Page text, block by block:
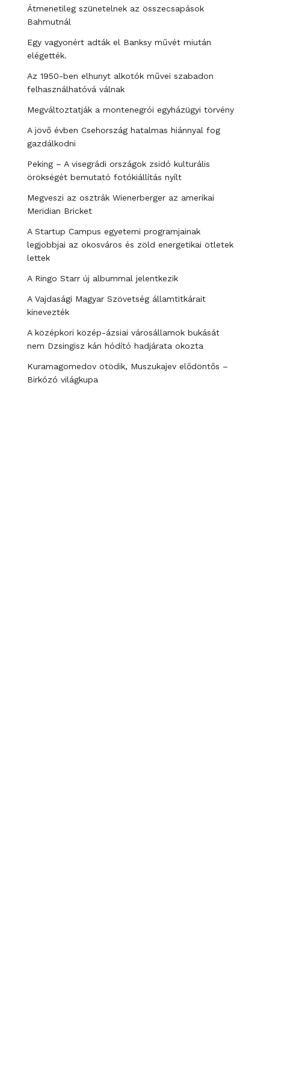
Átmenetileg szünetelnek az összecsapások
Bahmutnál
Egy vagyonért adták el Banksy művét miután
elégették.
Az 1950-ben elhunyt alkotók művei szabadon
felhasználhatóvá válnak
Megváltoztatják a montenegrói egyházügyi törvény
A jövő évben Csehország hatalmas hiánnyal fog
gazdálkodni
Peking – A visegrádi országok zsidó kulturális
örökségét bemutató fotókiállítás nyílt
Megveszi az osztrák Wienerberger az amerikai
Meridian Bricket
A Startup Campus egyetemi programjainak
legjobbjai az okosváros és zöld energetikai ötletek
lettek
A Ringo Starr új albummal jelentkezik
A Vajdasági Magyar Szövetség államtitkárait
kinevezték
A középkori közép-ázsiai városállamok bukását
nem Dzsingisz kán hódító hadjárata okozta
Kuramagomedov ötödik, Muszukajev elődöntős –
Birkózó világkupa